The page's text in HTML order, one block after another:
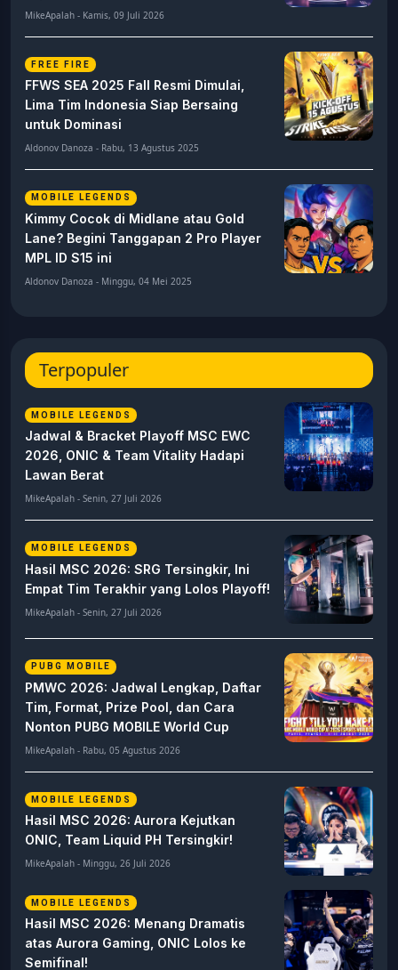
MikeApalah - Kamis, 09 Juli 2026
FREE FIRE
FFWS SEA 2025 Fall Resmi Dimulai,
Lima Tim Indonesia Siap Bersaing
untuk Dominasi
Aldonov Danoza - Rabu, 13 Agustus 2025
MOBILE LEGENDS
Kimmy Cocok di Midlane atau Gold
Lane? Begini Tanggapan 2 Pro Player
MPL ID S15 ini
Aldonov Danoza - Minggu, 04 Mei 2025
Terpopuler
MOBILE LEGENDS
Jadwal & Bracket Playoff MSC EWC
2026, ONIC & Team Vitality Hadapi
Lawan Berat
MikeApalah - Senin, 27 Juli 2026
MOBILE LEGENDS
Hasil MSC 2026: SRG Tersingkir, Ini
Empat Tim Terakhir yang Lolos Playoff!
MikeApalah - Senin, 27 Juli 2026
PUBG MOBILE
PMWC 2026: Jadwal Lengkap, Daftar
Tim, Format, Prize Pool, dan Cara
Nonton PUBG MOBILE World Cup
MikeApalah - Rabu, 05 Agustus 2026
MOBILE LEGENDS
Hasil MSC 2026: Aurora Kejutkan
ONIC, Team Liquid PH Tersingkir!
MikeApalah - Minggu, 26 Juli 2026
MOBILE LEGENDS
Hasil MSC 2026: Menang Dramatis
atas Aurora Gaming, ONIC Lolos ke
Semifinal!